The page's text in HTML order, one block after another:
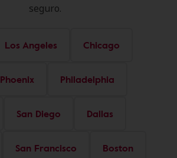
seguro.
Los Angeles Chicago
Phoenix Philadelphia
San Diego Dallas
San Francisco Boston